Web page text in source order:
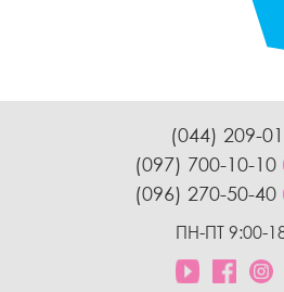
(044) 209-
(097) 700-10-10
(096) 270-50-40
ПН-ПТ 9:00-